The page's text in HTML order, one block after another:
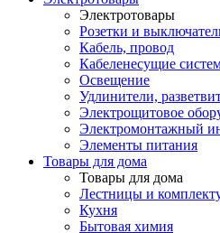
Электротовары
Розетки и
Кабель, провод
Кабеленесущие
Освещение
Удлинители,
Электрощитовое
Электромонтажный
Элементы питания
Товары для дома
Товары для дома
Лестницы и
Кухня
Бытовая химия